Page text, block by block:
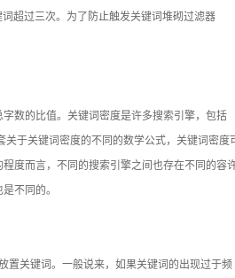
超过三次。为了防止触发关键词堆砌过滤器
数的比值。关键词密度是许多搜索引擎，包括
于关键词密度的不同的数学公式，关键词密度可
度而言，不同的搜索引擎之间也存在不同的容
不同的。
关键词。一般说来，如果关键词的出现过于频